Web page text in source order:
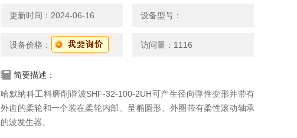
更新时间：2024-06-16 设备型号：
设备价格： 访问量：1116
简要描述：
哈默纳科工料磨削谐波SHF-32-100-2UH可产生径向弹性变形并带有
外齿的柔轮和一个装在柔轮内部、呈椭圆形、外圈带有柔性滚动轴承
的波发生器。